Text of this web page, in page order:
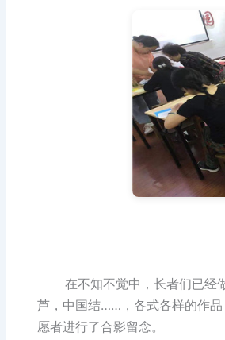
在不知不觉中，长者们已经做
芦，中国结……，各式各样的作
愿者进行了合影留念。